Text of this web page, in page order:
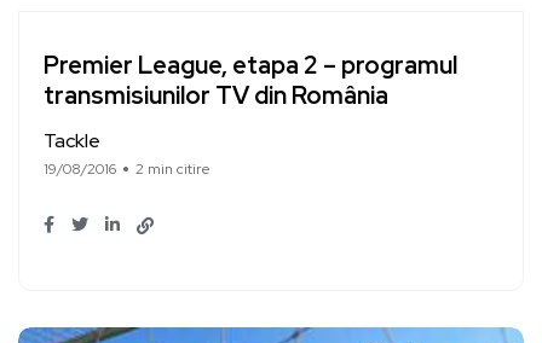
Premier League, etapa 2 – programul
transmisiunilor TV din România
Tackle
19/08/2016 2 min citire